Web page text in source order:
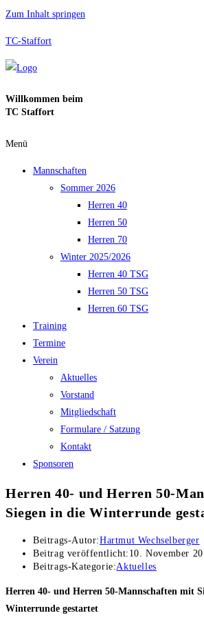
Zum Inhalt springen
TC-Staffort
Willkommen beim
TC Staffort
Menü
Mannschaften
Sommer 2026
Herren 40
Herren 50
Herren 70
Winter 2025/2026
Herren 40 TSG
Herren 50 TSG
Herren 60 TSG
Training
Termine
Verein
Aktuelles
Vorstand
Mitgliedschaft
Formulare / Satzung
Kontakt
Sponsoren
Herren 40- und Herren 50-
Siegen in die Winterrunde
Beitrags-Autor:Hartmut Wechselberger
Beitrag veröffentlicht: 10. November
Beitrags-Kategorie:Aktuelles
Herren 40- und Herren 50-Mannschaften mit
Winterrunde gestartet